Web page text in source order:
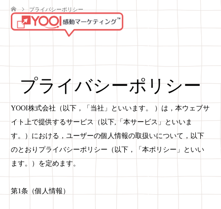
プライバシーポリシー
プライバシーポリシー
YOOI株式会社（以下，「当社」といいます。 ）は，本ウェブサ
イト上で提供するサービス（以下,「本サービス」といいま
す。）における，ユーザーの個人情報の取扱いについて，以下
のとおりプライバシーポリシー（以下，「本ポリシー」といい
ます。）を定めます。
第1条（個人情報）